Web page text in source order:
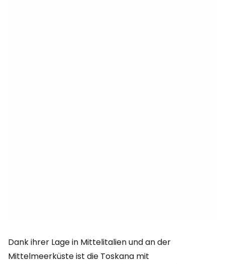
Dank ihrer Lage in Mittelitalien und an der
Mittelmeerküste ist die Toskana mit